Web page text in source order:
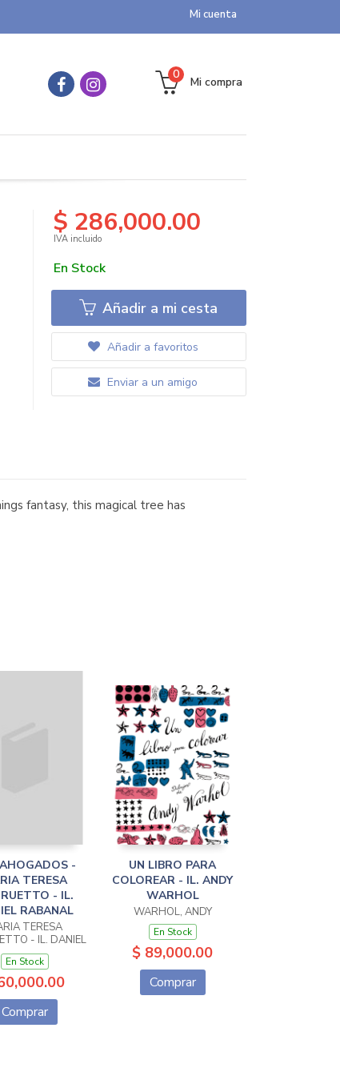
Mi cuenta
Mi compra
0
$ 286,000.00
IVA incluido
En Stock
Añadir a mi cesta
Añadir a favoritos
Enviar a un amigo
fantasy, this magical tree has
-
TERESA
- IL.
RABANAL
TERESA
- IL. DANIEL
RABANAL
En Stock
Comprar
UN LIBRO PARA
COLOREAR - IL. ANDY
WARHOL
WARHOL, ANDY
En Stock
$ 89,000.00
Comprar